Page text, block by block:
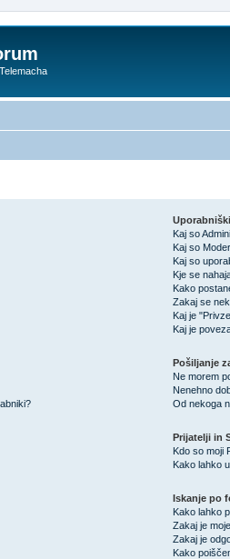
Kaj so
Kaj so
Kaj so
Kje se
Kako
Zakaj se
Kaj je
Kaj je
Pošiljanje
Ne morem
Nenehno
Od nekoga
Prijatelji in
Kdo so moji
Kako lahko
Iskanje po
Kako lahko
Zakaj je
Zakaj je
Kako